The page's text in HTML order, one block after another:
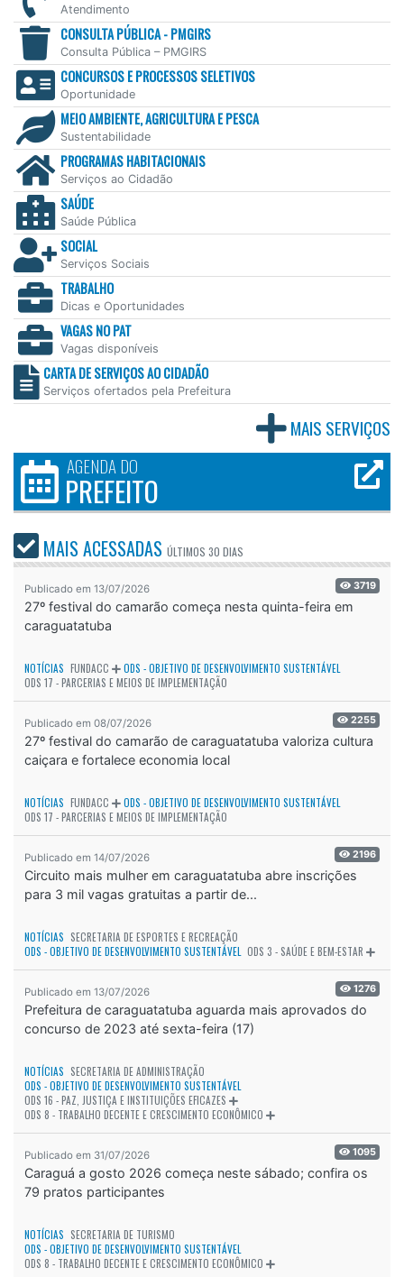
Atendimento
CONSULTA PÚBLICA - PMGIRS
Consulta Pública – PMGIRS
CONCURSOS E PROCESSOS SELETIVOS
Oportunidade
MEIO AMBIENTE, AGRICULTURA E PESCA
Sustentabilidade
PROGRAMAS HABITACIONAIS
Serviços ao Cidadão
SAÚDE
Saúde Pública
SOCIAL
Serviços Sociais
TRABALHO
Dicas e Oportunidades
VAGAS NO PAT
Vagas disponíveis
CARTA DE SERVIÇOS AO CIDADÃO
Serviços ofertados pela Prefeitura
MAIS SERVIÇOS
AGENDA DO
PREFEITO
MAIS ACESSADAS ÚLTIMOS 30 DIAS
Publicado em 13/07/2026 3719
27º festival do camarão começa nesta quinta-feira em
caraguatatuba
NOTÍCIAS FUNDACC
ODS - OBJETIVO DE DESENVOLVIMENTO SUSTENTÁVEL
ODS 17 - PARCERIAS E MEIOS DE IMPLEMENTAÇÃO
Publicado em 08/07/2026 2255
27º festival do camarão de caraguatatuba valoriza cultura
caiçara e fortalece economia local
NOTÍCIAS FUNDACC
ODS - OBJETIVO DE DESENVOLVIMENTO SUSTENTÁVEL
ODS 17 - PARCERIAS E MEIOS DE IMPLEMENTAÇÃO
Publicado em 14/07/2026 2196
Circuito mais mulher em caraguatatuba abre inscrições
para 3 mil vagas gratuitas a partir de...
NOTÍCIAS SECRETARIA DE ESPORTES E RECREAÇÃO
ODS - OBJETIVO DE DESENVOLVIMENTO SUSTENTÁVEL ODS 3 - SAÚDE E BEM-ESTAR
Publicado em 13/07/2026 1276
Prefeitura de caraguatatuba aguarda mais aprovados do
concurso de 2023 até sexta-feira (17)
NOTÍCIAS SECRETARIA DE ADMINISTRAÇÃO
ODS - OBJETIVO DE DESENVOLVIMENTO SUSTENTÁVEL
ODS 16 - PAZ, JUSTIÇA E INSTITUIÇÕES EFICAZES
ODS 8 - TRABALHO DECENTE E CRESCIMENTO ECONÔMICO
Publicado em 31/07/2026 1095
Caraguá a gosto 2026 começa neste sábado; confira os
79 pratos participantes
NOTÍCIAS SECRETARIA DE TURISMO
ODS - OBJETIVO DE DESENVOLVIMENTO SUSTENTÁVEL
ODS 8 - TRABALHO DECENTE E CRESCIMENTO ECONÔMICO